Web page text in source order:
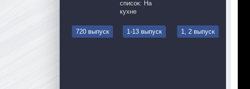
список: На
кухне
720 выпуск 1-13 выпуск 1, 2 выпуск